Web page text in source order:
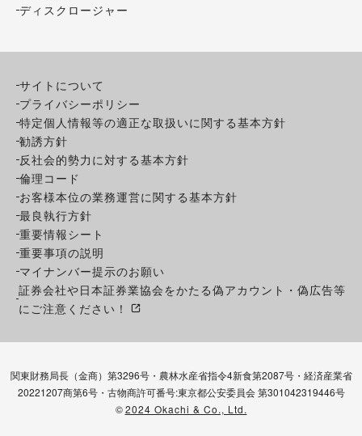
ディスクロージャー
サイトについて
プライバシーポリシー
特定個人情報等の適正な取扱いに関する基本方針
勧誘方針
反社会的勢力に対する基本方針
倫理コード
お客様本位の業務運営に関する基本方針
最良執行方針
重要情報シート
重要事項の説明
マイナンバー提示のお願い
証券会社や日本証券業協会をかたる偽アカウント・偽広告等
にご注意ください！
関東財務局長（金商）第3296号・農林水産省指令4新食第2087号・経済産業省
20221207商第6号・古物商許可番号:東京都公安委員会 第301042319446号
©2024 Okachi & Co., Ltd.